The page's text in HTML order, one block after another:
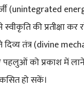
(unintegrated
स्वीकृति की प्रतीक्षा
दिव्य तंत्र (divine
को प्रकाश में
हो सकें।